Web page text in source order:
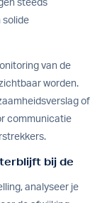
steeds
solide
van de
worden.
of
communicatie
bij de
analyseer je